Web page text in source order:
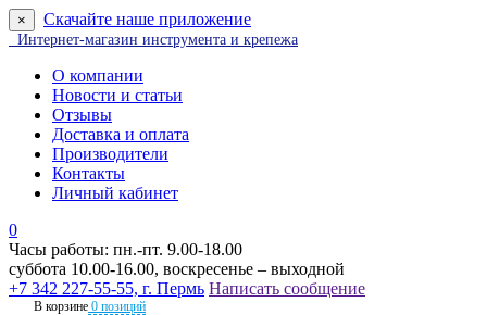
× Скачайте наше приложение
Интернет-магазин инструмента и крепежа
О компании
Новости и статьи
Отзывы
Доставка и оплата
Производители
Контакты
Личный кабинет
0
Часы работы: пн.-пт. 9.00-18.00
суббота 10.00-16.00, воскресенье – выходной
+7 342 227-55-55, г. Пермь Написать сообщение
В корзине 0 позиций